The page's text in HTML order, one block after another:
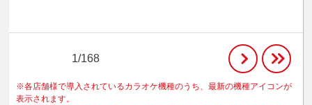
1/168
※各店舗様で導入されているカラオケ機種のうち、最新の機種アイコンが
表示されます。